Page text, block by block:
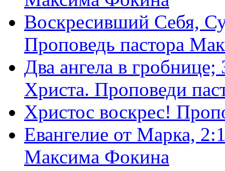
Воскресивший Себя,
Проповедь пастора
Два ангела в
Христа. Проповеди
Христос воскрес!
Евангелие от Марка,
Максима Фокина